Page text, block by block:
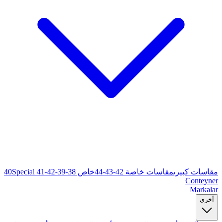
خاص 38-39-40 Special 41-42